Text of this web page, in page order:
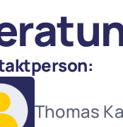
Thomas